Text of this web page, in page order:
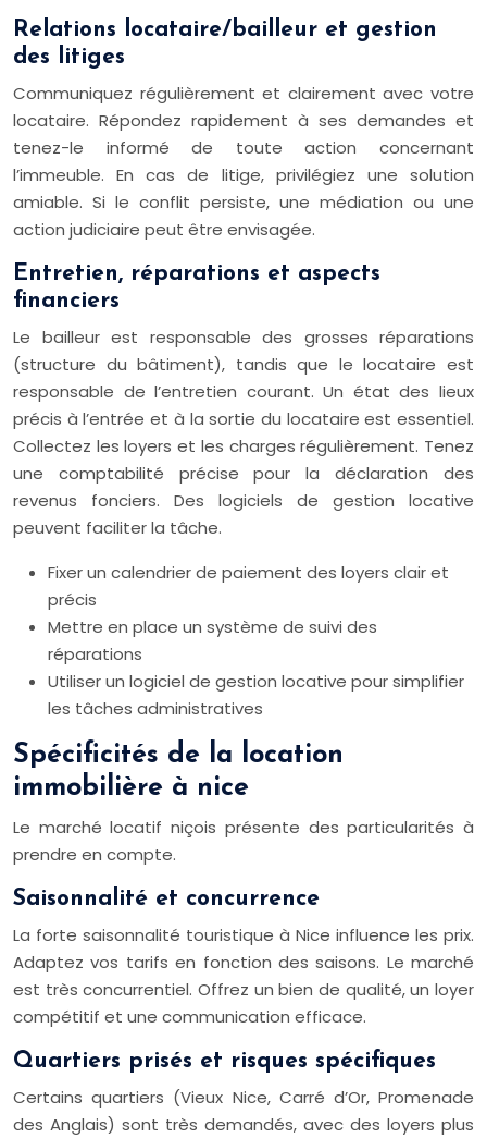
Relations locataire/bailleur et gestion
des litiges
Communiquez régulièrement et clairement avec votre
locataire. Répondez rapidement à ses demandes et
tenez-le informé de toute action concernant
l’immeuble. En cas de litige, privilégiez une solution
amiable. Si le conflit persiste, une médiation ou une
action judiciaire peut être envisagée.
Entretien, réparations et aspects
financiers
Le bailleur est responsable des grosses réparations
(structure du bâtiment), tandis que le locataire est
responsable de l’entretien courant. Un état des lieux
précis à l’entrée et à la sortie du locataire est essentiel.
Collectez les loyers et les charges régulièrement. Tenez
une comptabilité précise pour la déclaration des
revenus fonciers. Des logiciels de gestion locative
peuvent faciliter la tâche.
Fixer un calendrier de paiement des loyers clair et
précis
Mettre en place un système de suivi des
réparations
Utiliser un logiciel de gestion locative pour simplifier
les tâches administratives
Spécificités de la location
immobilière à nice
Le marché locatif niçois présente des particularités à
prendre en compte.
Saisonnalité et concurrence
La forte saisonnalité touristique à Nice influence les prix.
Adaptez vos tarifs en fonction des saisons. Le marché
est très concurrentiel. Offrez un bien de qualité, un loyer
compétitif et une communication efficace.
Quartiers prisés et risques spécifiques
Certains quartiers (Vieux Nice, Carré d’Or, Promenade
des Anglais) sont très demandés, avec des loyers plus